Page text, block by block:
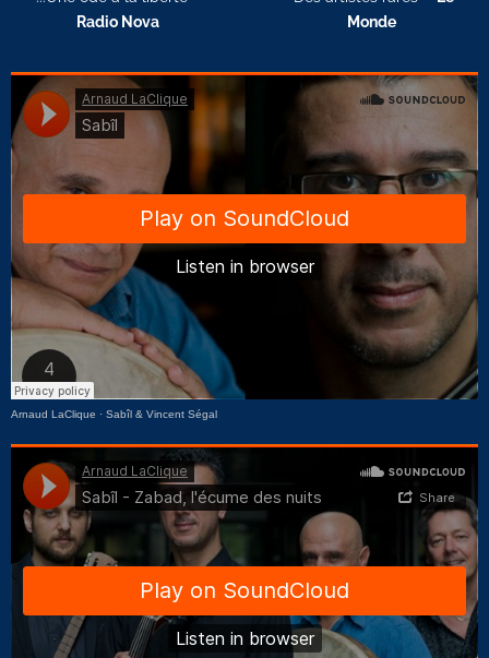
Radio Nova
Monde
Arnaud LaClique · Sabîl & Vincent Ségal